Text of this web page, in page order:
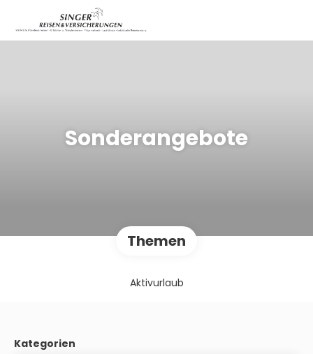
Sonderangebote
Themen
Aktivurlaub
Kategorien